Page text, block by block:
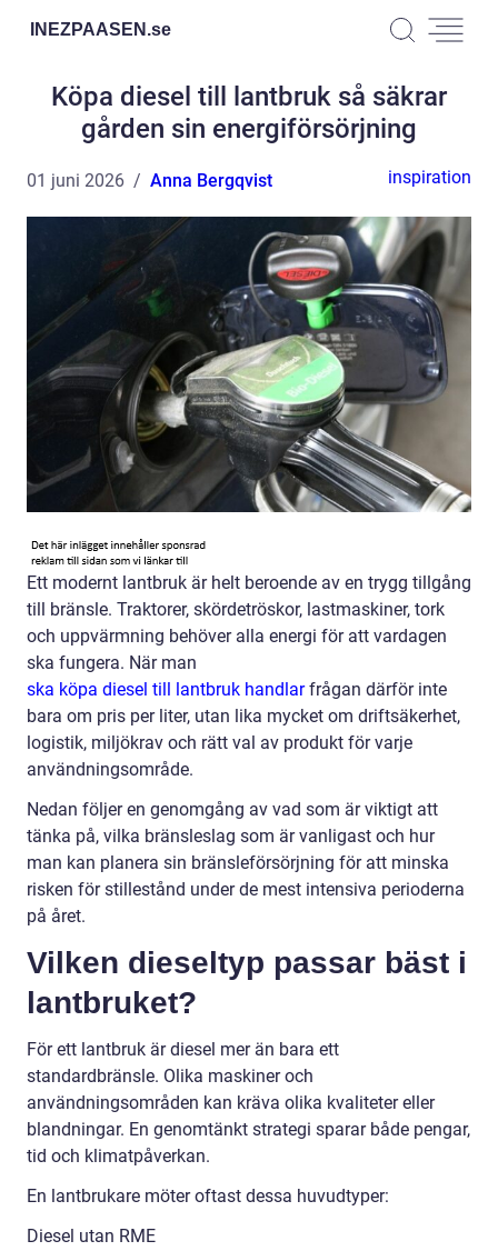
INEZPAASEN.se
Köpa diesel till lantbruk så säkrar
gården sin energiförsörjning
01 juni 2026 Anna Bergqvist inspiration
Ett modernt lantbruk är helt beroende av en trygg tillgång
till bränsle. Traktorer, skördetröskor, lastmaskiner, tork
och uppvärmning behöver alla energi för att vardagen
ska fungera. När man
ska köpa diesel till lantbruk handlarfrågan därför inte
bara om pris per liter, utan lika mycket om driftsäkerhet,
logistik, miljökrav och rätt val av produkt för varje
användningsområde.
Nedan följer en genomgång av vad som är viktigt att
tänka på, vilka bränsleslag som är vanligast och hur
man kan planera sin bränsleförsörjning för att minska
risken för stillestånd under de mest intensiva perioderna
på året.
Vilken dieseltyp passar bäst i
lantbruket?
För ett lantbruk är diesel mer än bara ett
standardbränsle. Olika maskiner och
användningsområden kan kräva olika kvaliteter eller
blandningar. En genomtänkt strategi sparar både pengar,
tid och klimatpåverkan.
En lantbrukare möter oftast dessa huvudtyper:
Diesel utan RME